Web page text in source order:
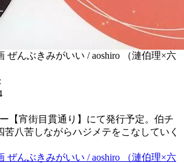
ぜんぶきみがいい / aoshiro （漣伯理×六
【宵街目貫通り】にて発行予定。伯チ
苦八苦しながらハジメテをこなしていく
ぜんぶきみがいい / aoshiro （漣伯理×六